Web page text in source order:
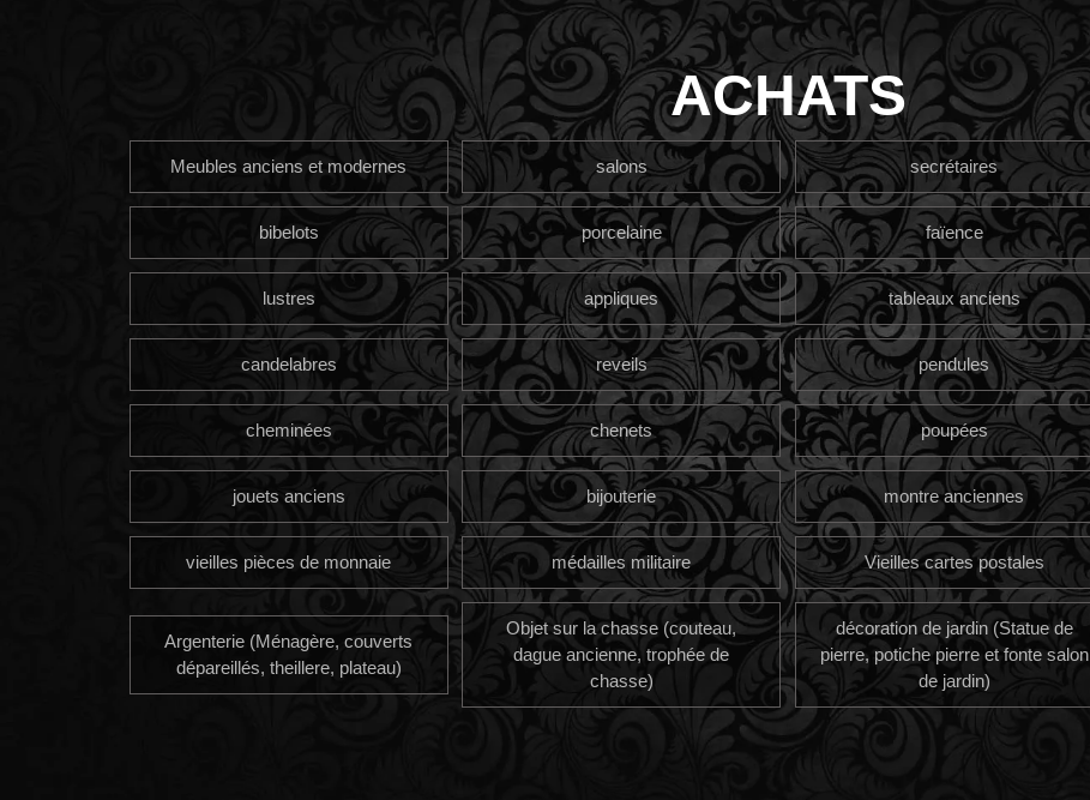
ACHATS
Meubles anciens et modernes salons secrétaires
bibelots porcelaine faïence
lustres appliques tableaux anciens
candelabres reveils pendules
cheminées chenets poupées
jouets anciens bijouterie montre anciennes
vieilles pièces de monnaie médailles militaire Vieilles cartes postales
Argenterie (Ménagère, couverts
dépareillés, theillere, plateau)
Objet sur la chasse (couteau,
dague ancienne, trophée de
chasse)
décoration de jardin (Statue de
pierre, potiche pierre et fonte salon
de jardin)